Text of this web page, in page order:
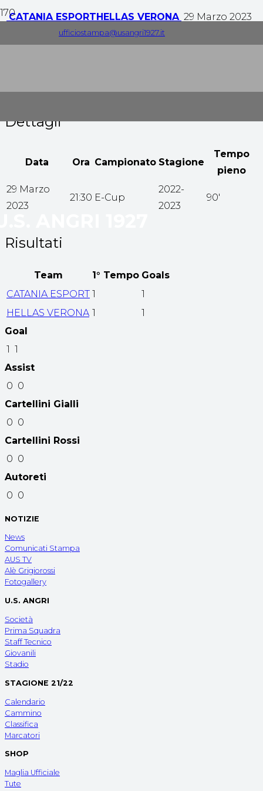
ufficiostampa@usangri1927.it
CATANIA ESPORTHELLAS VERONA 29 Marzo 2023
Dettagli
Data Ora Campionato Stagione
Tempo
pieno
29 Marzo
2023
21:30 E-Cup
2022-
2023
90'
Risultati
Team 1° Tempo Goals
CATANIA ESPORT 1
1
HELLAS VERONA 1
1
Goal
1 1
Assist
0 0
Cartellini Gialli
0 0
Cartellini Rossi
0 0
Autoreti
0 0
NOTIZIE
News
Comunicati Stampa
AUS TV
Alè Grigiorossi
Fotogallery
U.S. ANGRI
Società
Prima Squadra
Staff Tecnico
Giovanili
Stadio
STAGIONE 21/22
Calendario
Cammino
Classifica
Marcatori
SHOP
Maglia Ufficiale
Tute